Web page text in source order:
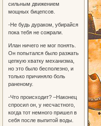
сильным движением
мощных бицепсов.
-Не будь дураком, убирайся
пока тебя не сожрали.
Илан ничего не мог понять.
Он попытался было разжать
цепкую хватку механизма,
но это было бесполезно, и
только причиняло боль
раненому.
-Что происходит? –Наконец
спросил он, у несчастного,
когда тот немного пришел в
себя после выпитой воды.